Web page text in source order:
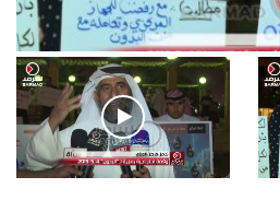
فيديو
في ساحة الإرادة 4-5-2019.